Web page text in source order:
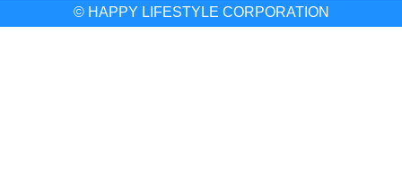
© HAPPY LIFESTYLE CORPORATION